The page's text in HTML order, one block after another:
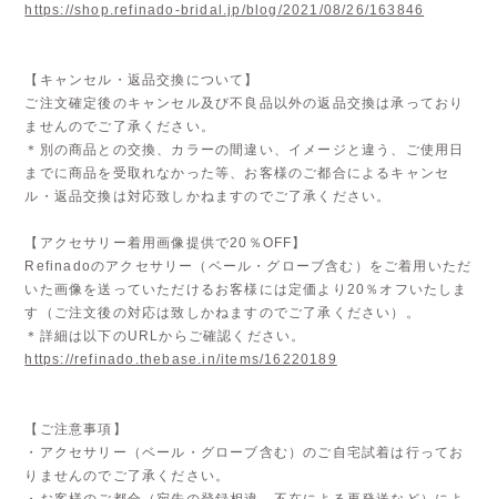
https://shop.refinado-bridal.jp/blog/2021/08/26/163846
【キャンセル・返品交換について】
ご注文確定後のキャンセル及び不良品以外の返品交換は承っており
ませんのでご了承ください。
＊別の商品との交換、カラーの間違い、イメージと違う、ご使用日
までに商品を受取れなかった等、お客様のご都合によるキャンセ
ル・返品交換は対応致しかねますのでご了承ください。
【アクセサリー着用画像提供で20％OFF】
Refinadoのアクセサリー（ベール・グローブ含む）をご着用いただ
いた画像を送っていただけるお客様には定価より20％オフいたしま
す（ご注文後の対応は致しかねますのでご了承ください）。
＊詳細は以下のURLからご確認ください。
https://refinado.thebase.in/items/16220189
【ご注意事項】
・アクセサリー（ベール・グローブ含む）のご自宅試着は行ってお
りませんのでご了承ください。